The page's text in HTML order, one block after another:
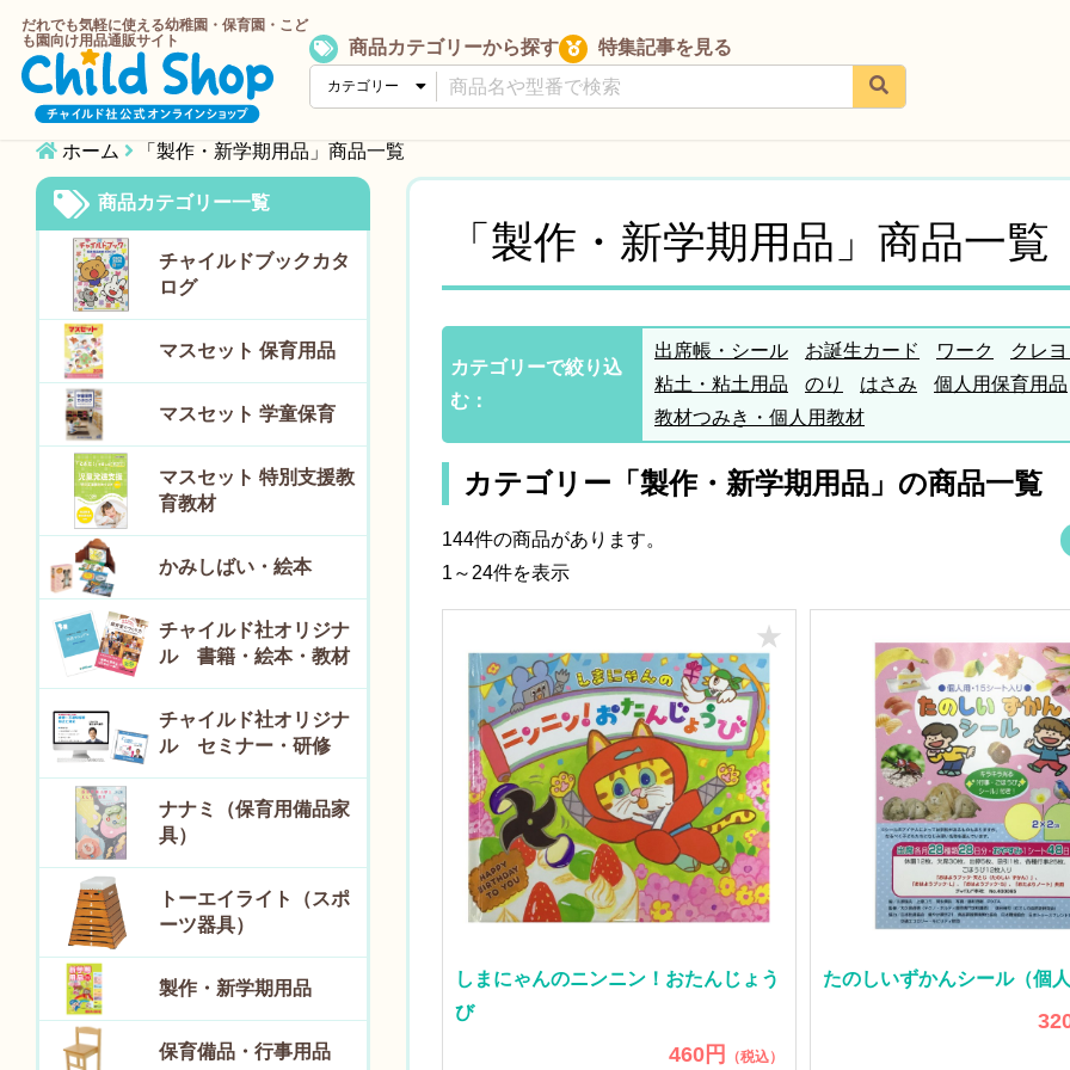
だれでも気軽に使える幼稚園・保育園・こど
も園向け用品通販サイト
商品カテゴリーから探す 特集記事を見る
ホーム 「製作・新学期用品」商品一覧
「製作・新学期用品」商品一覧
カテゴリーで絞り込
む：
出席帳・シール お誕生カード ワーク
クレ
粘土・粘土用品
のり はさみ
個人用保育用品
教材つみき・個人用教材
カテゴリー「製作・新学期用品」の商品一覧
144件の商品があります。
1～24件を表示
しまにゃんのニンニン！おたんじょう
び
460円 （税込）
★
たのしいずかんシール（個
商品カテゴリー一覧
チャイルドブックカタ
ログ
マスセット 保育用品
マスセット 学童保育
マスセット 特別支援教
育教材
かみしばい・絵本
チャイルド社オリジナ
ル 書籍・絵本・教材
チャイルド社オリジナ
ル セミナー・研修
ナナミ（保育用備品家
具）
トーエイライト（スポ
ーツ器具）
製作・新学期用品
保育備品・行事用品